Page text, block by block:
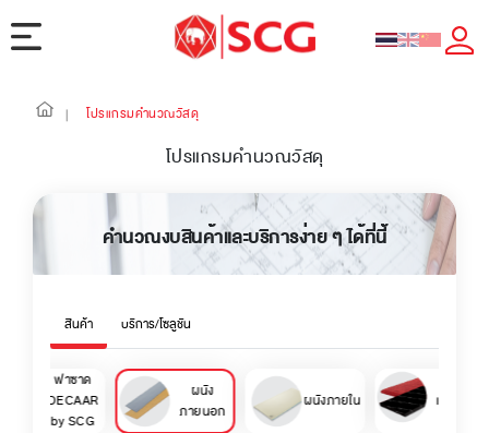
| โปรแกรมคำนวณวัสดุ
โปรแกรมคำนวณวัสดุ
คำนวณงบสินค้าและบริการง่าย ๆ ได้ที่นี้
สินค้า บริการ/โซลูชัน
ฟาซาด
DECAAR
by SCG
ผนัง
ภายนอก
ผนังภายใน
เสียง / ซับ